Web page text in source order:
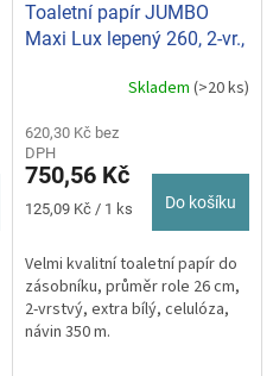
Toaletní papír JUMBO
Maxi Lux lepený 260, 2-vr.,
Skladem(>20 ks)
620,30 Kč bez
DPH
750,56 Kč
Měrná
125,09 Kč / 1 ks Do košíku
Velmi kvalitní toaletní papír do
zásobníku, průměr role 26 cm,
2-vrstvý, extra bílý, celulóza,
návin 350 m.